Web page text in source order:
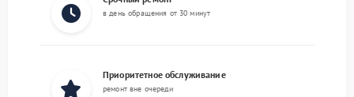
в день обращения от 30 минут
Приоритетное обслуживание
ремонт вне очереди